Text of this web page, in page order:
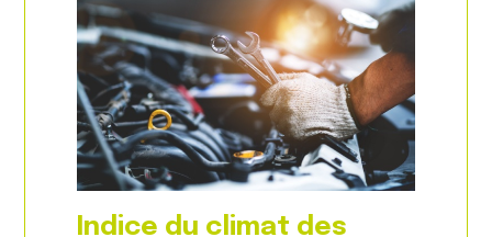
e
s
p
r
i
x
à
l
a
c
o
n
Indice du climat des